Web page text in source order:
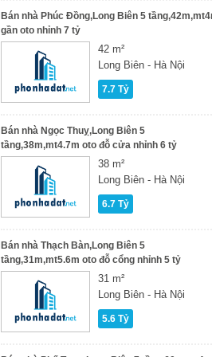
Bán nhà Phúc Đồng,Long Biên 5
gần oto nhỉnh 7 tỷ
42 m²
Long Biên - Hà Nội
7.7 Tỷ
Bán nhà Ngọc Thuỵ,Long Biên 5
tầng,38m,mt4.7m oto đỗ cửa nhỉnh 6 tỷ
38 m²
Long Biên - Hà Nội
6.7 Tỷ
Bán nhà Thạch Bàn,Long Biên 5
tầng,31m,mt5.6m oto đỗ cổng nhỉnh 5 tỷ
31 m²
Long Biên - Hà Nội
5.6 Tỷ